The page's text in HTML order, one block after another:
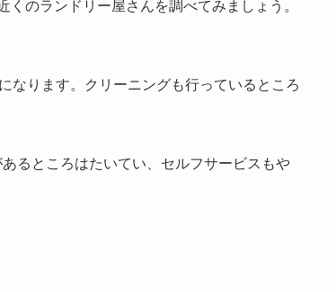
した。盗られるし、面倒じゃない？と。